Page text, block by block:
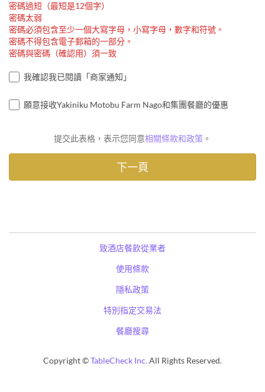
密碼過短（最短是12個字）
密碼太弱
密碼必須包含至少一個大寫字母，小寫字母，數字和符號。
密碼不得包含電子郵箱的一部分。
密碼與密碼（確認用）須一致
我確認我已閱讀「商家通知」
願意接收Yakiniku Motobu Farm Nago和集團餐廳的優惠
提交此表格，表示您同意相關條款和政策 。
致酒店餐飲從業者
使用條款
隱私政策
特別指定交易法
餐廳搜尋
Copyright ©TableCheck Inc.All Rights Reserved.